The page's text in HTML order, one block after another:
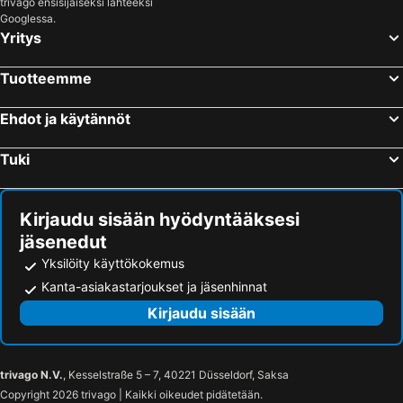
Pomorie, Burgas Hotellit
Sofia, Sofian alue Hotellit
Googlessa.
Yritys
Tuotteemme
Ehdot ja käytännöt
Tuki
Kirjaudu sisään hyödyntääksesi
jäsenedut
Yksilöity käyttökokemus
Kanta-asiakastarjoukset ja jäsenhinnat
Kirjaudu sisään
trivago N.V., Kesselstraße 5 – 7, 40221 Düsseldorf, Saksa
Copyright 2026 trivago | Kaikki oikeudet pidätetään.